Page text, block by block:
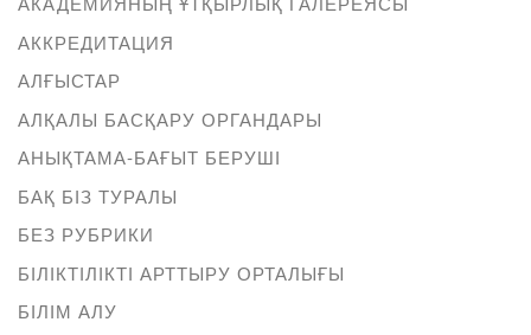
АККРЕДИТАЦИЯ
АЛҒЫСТАР
АЛҚАЛЫ БАСҚАРУ ОРГАНДАРЫ
АНЫҚТАМА-БАҒЫТ БЕРУШІ
БАҚ БІЗ ТУРАЛЫ
БЕЗ РУБРИКИ
БІЛІКТІЛІКТІ АРТТЫРУ ОРТАЛЫҒЫ
БІЛІМ АЛУ